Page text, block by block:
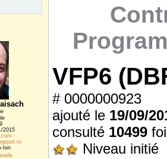
2015
Ion
VFP6
# 0000000923
ajouté le 19/09/
consulté 10499
Niveau initié